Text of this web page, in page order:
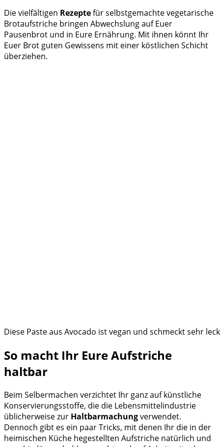
Die vielfältigen Rezeptefür selbstgemachte vegetarische
Brotaufstriche bringen Abwechslung auf Euer
Pausenbrot und in Eure Ernährung. Mit ihnen könnt Ihr
Euer Brot guten Gewissens mit einer köstlichen Schicht
überziehen.
Diese Paste aus Avocado ist vegan und schmeckt sehr
So macht Ihr Eure Aufstriche
haltbar
Beim Selbermachen verzichtet Ihr ganz auf künstliche
Konservierungsstoffe, die die Lebensmittelindustrie
üblicherweise zur Haltbarmachungverwendet.
Dennoch gibt es ein paar Tricks, mit denen Ihr die in der
heimischen Küche hegestellten Aufstriche natürlich und